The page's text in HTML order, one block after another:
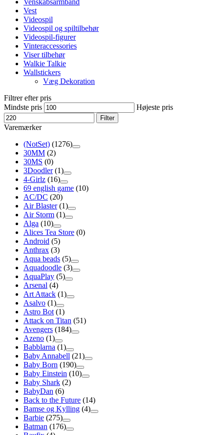
Vest
Videospil
Videospil og spiltilbehør
Videospil-figurer
Vinteraccessories
Viser tilbehør
Walkie Talkie
Wallstickers
Væg Dekoration
Filtrer efter pris
Mindste pris
Højeste pris
Filter
Varemærker
(NotSet) (1276)
30MM (2)
30MS (0)
3Doodler (1)
4-Girlz (16)
69 english game (10)
AC/DC (20)
Air Blaster (1)
Air Storm (1)
Alga (10)
Alices Tea Store (0)
Android (5)
Anthrax (3)
Aqua beads (5)
Aquadoodle (3)
AquaPlay (5)
Arsenal (4)
Art Attack (1)
Asalvo (1)
Astro Bot (1)
Attack on Titan (51)
Avengers (184)
Azeno (1)
Babblarna (1)
Baby Annabell (21)
Baby Born (190)
Baby Einstein (10)
Baby Shark (2)
BabyDan (6)
Back to the Future (14)
Bamse og Kylling (4)
Barbie (275)
Batman (176)